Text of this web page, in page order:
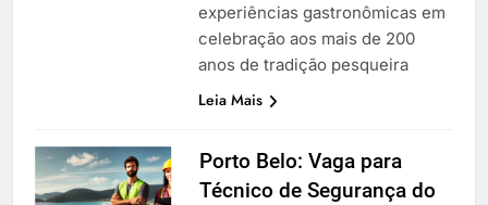
experiências gastronômicas em
celebração aos mais de 200
anos de tradição pesqueira
Leia Mais
Porto Belo: Vaga para
Técnico de Segurança do